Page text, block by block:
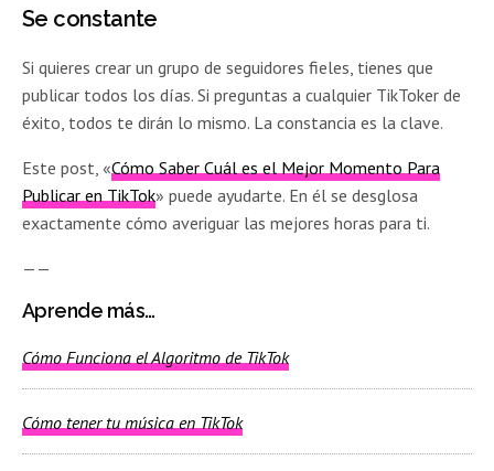
Se constante
Si quieres crear un grupo de seguidores fieles, tienes que
publicar todos los días. Si preguntas a cualquier TikToker de
éxito, todos te dirán lo mismo. La constancia es la clave.
Este post, «Cómo Saber Cuál es el Mejor Momento Para
Publicar en TikTok» puede ayudarte. En él se desglosa
exactamente cómo averiguar las mejores horas para ti.
——
Aprende más…
Cómo Funciona el Algoritmo de TikTok
Cómo tener tu música en TikTok